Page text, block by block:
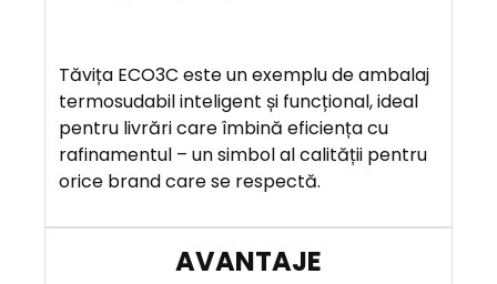
Tăvița ECO3C este un exemplu de ambalaj
termosudabil inteligent și funcțional, ideal
pentru livrări care îmbină eficiența cu
rafinamentul – un simbol al calității pentru
orice brand care se respectă.